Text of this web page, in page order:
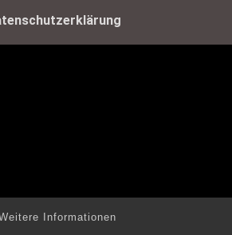
InformationenDatenschutzerklärung